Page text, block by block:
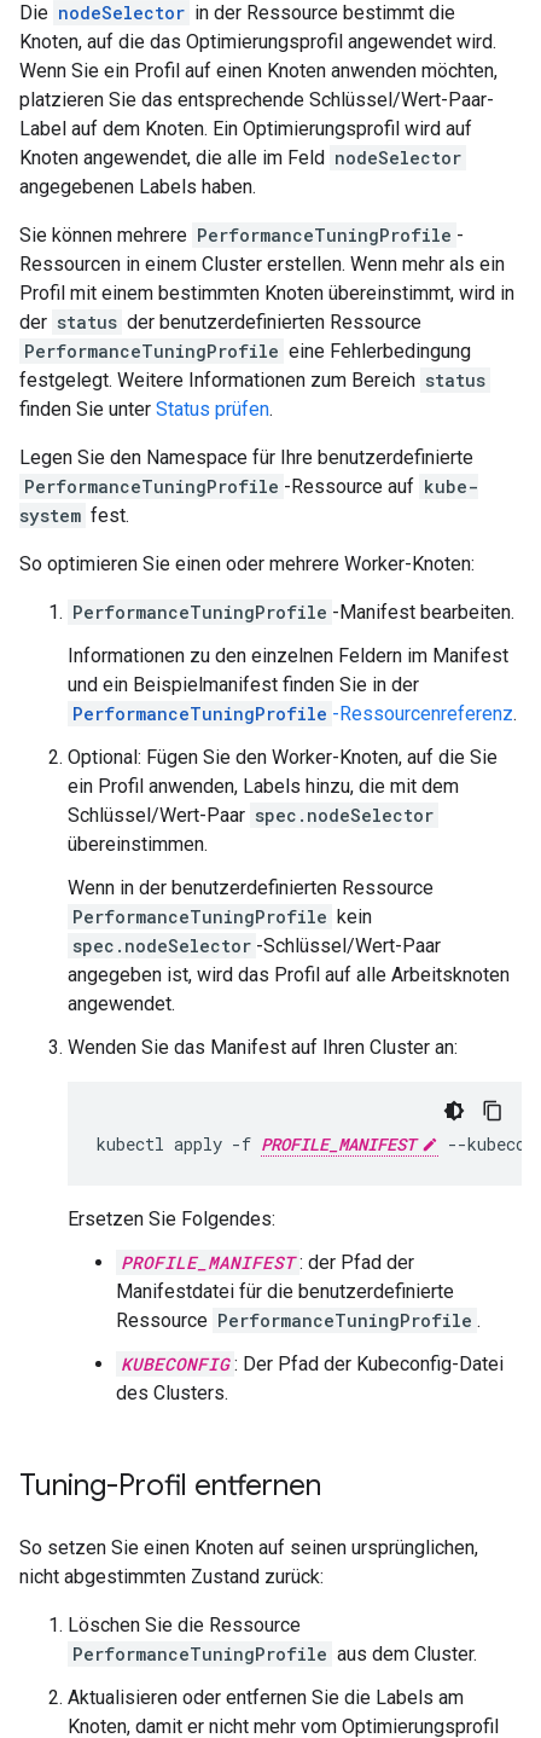
Die nodeSelector in der Ressource bestimmt die
Knoten, auf die das Optimierungsprofil angewendet wird.
Wenn Sie ein Profil auf einen Knoten anwenden möchten,
platzieren Sie das entsprechende Schlüssel/Wert-Paar-
Label auf dem Knoten. Ein Optimierungsprofil wird auf
Knoten angewendet, die alle im Feld nodeSelector
angegebenen Labels haben.
Sie können mehrere PerformanceTuningProfile -
Ressourcen in einem Cluster erstellen. Wenn mehr als ein
Profil mit einem bestimmten Knoten übereinstimmt, wird in
der status der benutzerdefinierten Ressource
PerformanceTuningProfile eine Fehlerbedingung
festgelegt. Weitere Informationen zum Bereich status
finden Sie unter Status prüfen.
Legen Sie den Namespace für Ihre benutzerdefinierte
PerformanceTuningProfile -Ressource auf kube-
system fest.
So optimieren Sie einen oder mehrere Worker-Knoten:
PerformanceTuningProfile -Manifest bearbeiten.
Informationen zu den einzelnen Feldern im Manifest
und ein Beispielmanifest finden Sie in der
PerformanceTuningProfile -Ressourcenreferenz.
Optional: Fügen Sie den Worker-Knoten, auf die Sie
ein Profil anwenden, Labels hinzu, die mit dem
Schlüssel/Wert-Paar spec.nodeSelector
übereinstimmen.
Wenn in der benutzerdefinierten Ressource
PerformanceTuningProfile kein
spec.nodeSelector -Schlüssel/Wert-Paar
angegeben ist, wird das Profil auf alle Arbeitsknoten
angewendet.
Wenden Sie das Manifest auf Ihren Cluster an:
kubectl apply -f PROFILE_MANIFEST --
Ersetzen Sie Folgendes:
PROFILE_MANIFEST : der Pfad der
Manifestdatei für die benutzerdefinierte
Ressource PerformanceTuningProfile .
KUBECONFIG : Der Pfad der Kubeconfig-Datei
des Clusters.
Tuning-Profil entfernen
So setzen Sie einen Knoten auf seinen ursprünglichen,
nicht abgestimmten Zustand zurück:
Löschen Sie die Ressource
PerformanceTuningProfile aus dem Cluster.
Aktualisieren oder entfernen Sie die Labels am
Knoten, damit er nicht mehr vom Optimierungsprofil